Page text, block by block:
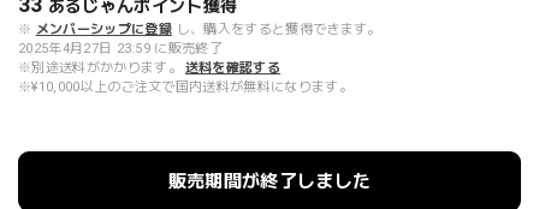
あるじゃんポイント獲得
※ メンバーシップに登録 し、購入をすると獲得できます。
2025年4月27日 23:59 に販売終了
※別途送料がかかります。
送料を確認する
※¥10,000以上のご注文で国内送料が無料になります。
販売期間が終了しました